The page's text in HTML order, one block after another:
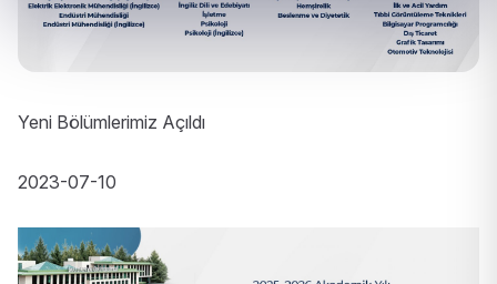
Yeni Bölümlerimiz Açıldı
2023-07-10